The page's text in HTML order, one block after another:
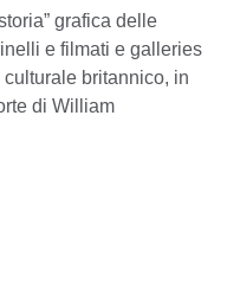
grafica delle
e filmati e galleries
britannico, in
di William